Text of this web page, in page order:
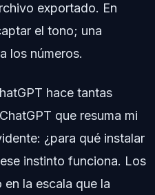
exportado. En
el tono; una
los números.
hace tantas
que resuma mi
¿para qué instalar
instinto funciona. Los
la escala que la